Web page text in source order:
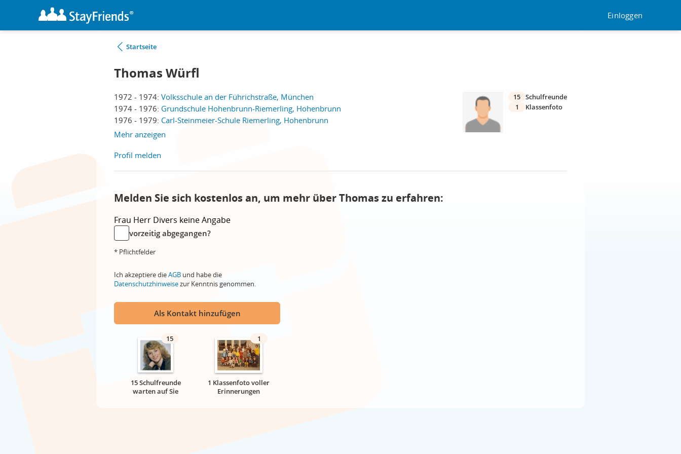
Einloggen
Startseite
Thomas Würfl
1972 - 1974: Volksschule an der Führichstraße, München
1974 - 1976: Grundschule Hohenbrunn-Riemerling, Hohenbrunn
1976 - 1979: Carl-Steinmeier-Schule Riemerling, Hohenbrunn
Mehr anzeigen
15 Schulfreunde
1
Klassenfoto
Profil melden
Melden Sie sich kostenlos an, um mehr über Thomas zu erfahren:
Frau Herr Divers keine Angabe
vorzeitig abgegangen?
* Pflichtfelder
Ich akzeptiere dieAGB und habe die
Datenschutzhinweisezur Kenntnis genommen.
Als Kontakt hinzufügen
15
15 Schulfreunde
warten auf Sie
1
1 Klassenfoto voller
Erinnerungen